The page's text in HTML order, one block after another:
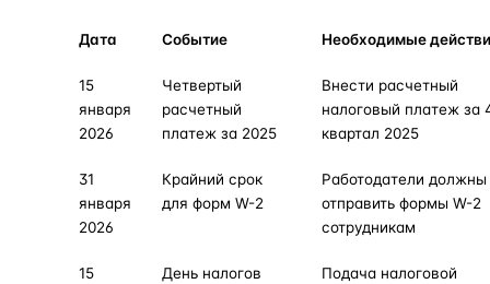
Дата Событие Необходимые
15
января
2026
Четвертый
расчетный
платеж за 2025
Внести расчетный
налоговый платеж за
квартал 2025
31
января
2026
Крайний срок
для форм W-2
Работодатели должны
отправить формы W-2
сотрудникам
15
День налогов
Подача налоговой